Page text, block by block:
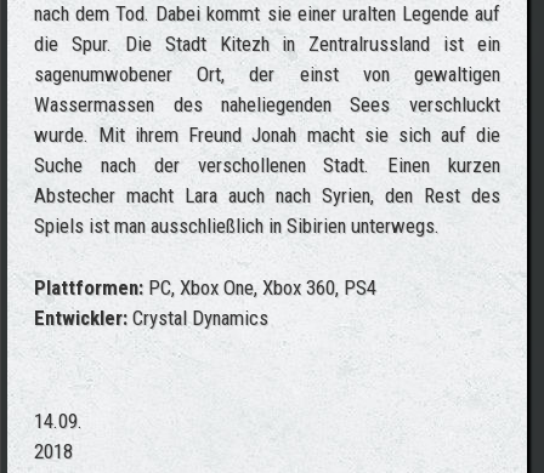
nach dem Tod. Dabei kommt sie einer uralten Legende auf
die Spur. Die Stadt Kitezh in Zentralrussland ist ein
sagenumwobener Ort, der einst von gewaltigen
Wassermassen des naheliegenden Sees verschluckt
wurde. Mit ihrem Freund Jonah macht sie sich auf die
Suche nach der verschollenen Stadt. Einen kurzen
Abstecher macht Lara auch nach Syrien, den Rest des
Spiels ist man ausschließlich in Sibirien unterwegs.
Plattformen: PC, Xbox One, Xbox 360, PS4
Entwickler: Crystal Dynamics
14.09.
2018